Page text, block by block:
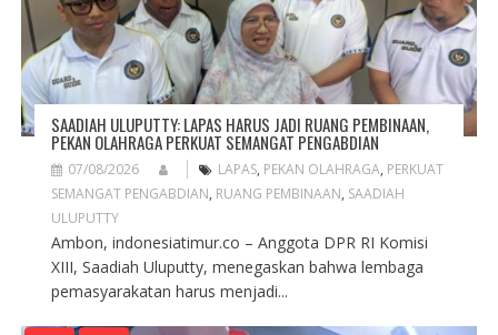
SAADIAH ULUPUTTY: LAPAS HARUS JADI RUANG PEMBINAAN,
PEKAN OLAHRAGA PERKUAT SEMANGAT PENGABDIAN
07/08/2026 LAPAS, PEKAN OLAHRAGA, PERKUAT
SEMANGAT PENGABDIAN, RUANG PEMBINAAN, SAADIAH
ULUPUTTY
Ambon, indonesiatimur.co – Anggota DPR RI Komisi
XIII, Saadiah Uluputty, menegaskan bahwa lembaga
pemasyarakatan harus menjadi...